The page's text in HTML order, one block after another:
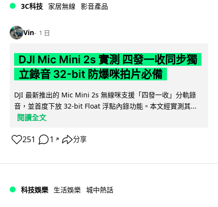
3C科技 家居無線 影音產品
Vin 1 日
DJI Mic Mini 2s 實測 四發一收同步獨
立錄音 32-bit 防爆咪拍片必備
DJI 最新推出的 Mic Mini 2s 無線咪支援「四發一收」分軌錄
音，並首度下放 32-bit Float 浮點內錄功能。本文經實測其...
閱讀全文
251 1 ↗ 分享
科技娛樂 生活娛樂 城中熱話